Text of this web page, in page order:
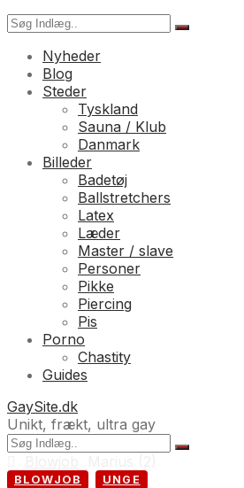
Nyheder
Blog
Steder
Tyskland
Sauna / Klub
Danmark
Billeder
Badetøj
Ballstretchers
Latex
Læder
Master / slave
Personer
Pikke
Piercing
Pis
Porno
Chastity
Guides
GaySite.dk
Unikt, frækt, ultra gay
BLOWJOB UNGE